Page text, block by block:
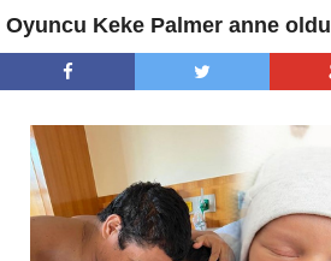
Oyuncu Keke Palmer anne oldu